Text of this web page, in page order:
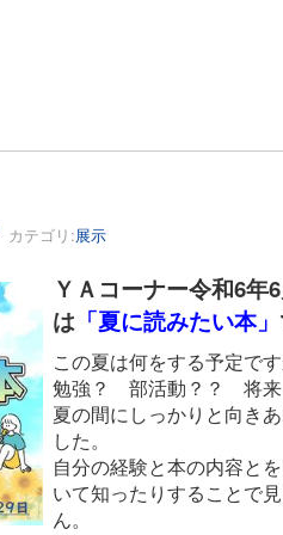
カテゴリ:展示
ＹＡコーナー令和6年
は 「夏に読みたい本」
この夏は何をする予定で
勉強？ 部活動？？ 将来
夏の間にしっかりと向き
した。
自分の経験と本の内容と
いて知ったりすることで
ん。